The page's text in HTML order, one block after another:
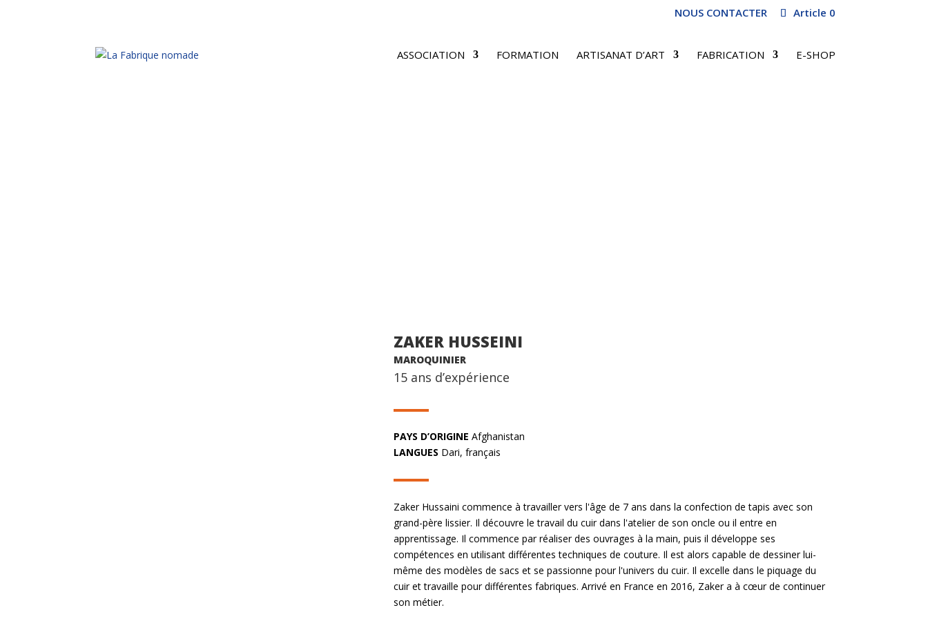
NOUS CONTACTER Article 0
ASSOCIATION FORMATION ARTISANAT D’ART FABRICATION E-SHOP
ZAKER HUSSEINI
MAROQUINIER
15 ans d’expérience
PAYS D’ORIGINE Afghanistan
LANGUES Dari, français
Zaker Hussaini commence à travailler vers l'âge de 7 ans dans la confection de tapis avec son
grand-père lissier. Il découvre le travail du cuir dans l'atelier de son oncle ou il entre en
apprentissage. Il commence par réaliser des ouvrages à la main, puis il développe ses
compétences en utilisant différentes techniques de couture. Il est alors capable de dessiner lui-
même des modèles de sacs et se passionne pour l'univers du cuir. Il excelle dans le piquage du
cuir et travaille pour différentes fabriques. Arrivé en France en 2016, Zaker a à cœur de continuer
son métier.